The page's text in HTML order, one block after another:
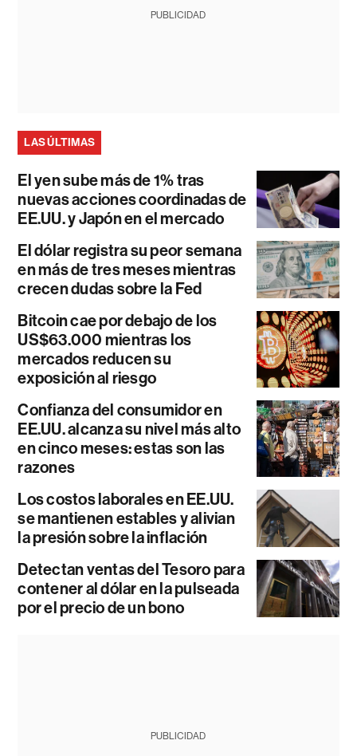
PUBLICIDAD
LAS ÚLTIMAS
El yen sube más de 1% tras
nuevas acciones coordinadas de
EE.UU. y Japón en el mercado
El dólar registra su peor semana
en más de tres meses mientras
crecen dudas sobre la Fed
Bitcoin cae por debajo de los
US$63.000 mientras los
mercados reducen su
exposición al riesgo
Confianza del consumidor en
EE.UU. alcanza su nivel más alto
en cinco meses: estas son las
razones
Los costos laborales en EE.UU.
se mantienen estables y alivian
la presión sobre la inflación
Detectan ventas del Tesoro para
contener al dólar en la pulseada
por el precio de un bono
PUBLICIDAD